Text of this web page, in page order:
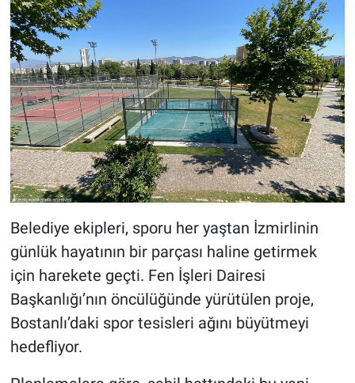
Belediye ekipleri, sporu her yaştan İzmirlinin
günlük hayatının bir parçası haline getirmek
için harekete geçti. Fen İşleri Dairesi
Başkanlığı’nın öncülüğünde yürütülen proje,
Bostanlı’daki spor tesisleri ağını büyütmeyi
hedefliyor.